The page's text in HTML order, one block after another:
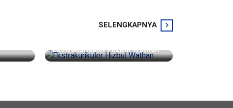
SELENGKAPNYA
Ekstrakurikuler Hizbul Wathan